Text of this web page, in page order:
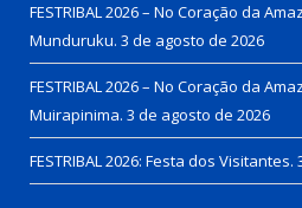
FESTRIBAL 2026 – No Coração da
Munduruku. 3 de agosto de 2026
FESTRIBAL 2026 – No Coração da
Muirapinima. 3 de agosto de 2026
FESTRIBAL 2026: Festa dos Visitantes.